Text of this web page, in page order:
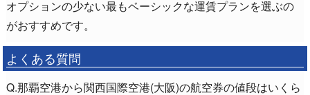
オプションの少ない最もベーシックな運賃プランを選ぶの
がおすすめです。
よくある質問
Q.那覇空港から関西国際空港(大阪)の航空券の値段はいくら